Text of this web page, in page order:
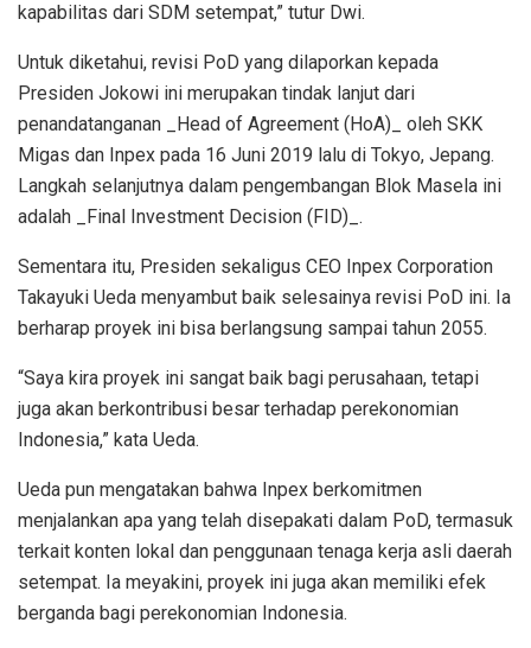
kapabilitas dari SDM setempat,” tutur Dwi.
Untuk diketahui, revisi PoD yang dilaporkan kepada
Presiden Jokowi ini merupakan tindak lanjut dari
penandatanganan _Head of Agreement (HoA)_ oleh SKK
Migas dan Inpex pada 16 Juni 2019 lalu di Tokyo, Jepang.
Langkah selanjutnya dalam pengembangan Blok Masela ini
adalah _Final Investment Decision (FID)_.
Sementara itu, Presiden sekaligus CEO Inpex Corporation
Takayuki Ueda menyambut baik selesainya revisi PoD ini. Ia
berharap proyek ini bisa berlangsung sampai tahun 2055.
“Saya kira proyek ini sangat baik bagi perusahaan, tetapi
juga akan berkontribusi besar terhadap perekonomian
Indonesia,” kata Ueda.
Ueda pun mengatakan bahwa Inpex berkomitmen
menjalankan apa yang telah disepakati dalam PoD, termasuk
terkait konten lokal dan penggunaan tenaga kerja asli daerah
setempat. Ia meyakini, proyek ini juga akan memiliki efek
berganda bagi perekonomian Indonesia.